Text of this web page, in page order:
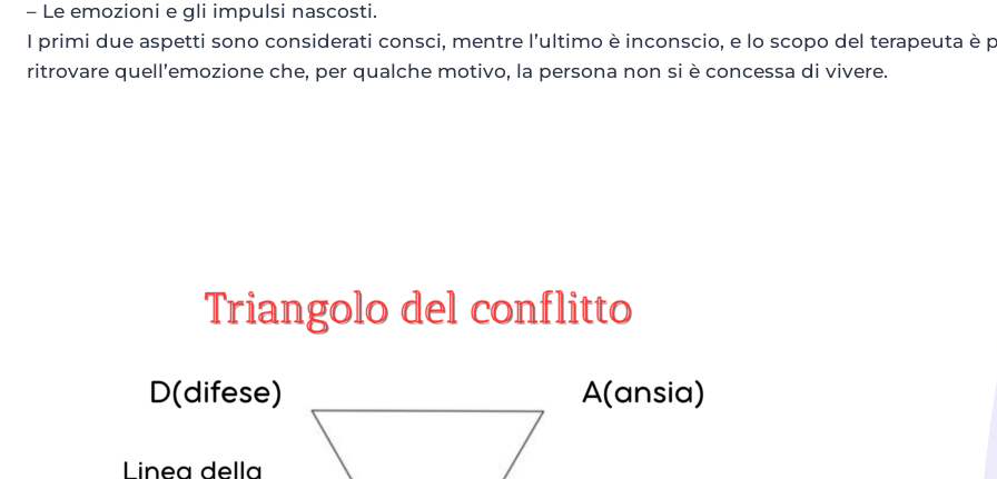
– Le emozioni e gli impulsi nascosti.
I primi due aspetti sono considerati consci, mentre l’ultimo è inconscio, e lo scopo del terapeuta è
ritrovare quell’emozione che, per qualche motivo, la persona non si è concessa di vivere.